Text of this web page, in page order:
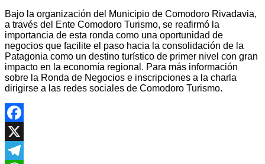
Bajo la organización del Municipio de Comodoro Rivadavia,
a través del Ente Comodoro Turismo, se reafirmó la
importancia de esta ronda como una oportunidad de
negocios que facilite el paso hacia la consolidación de la
Patagonia como un destino turístico de primer nivel con gran
impacto en la economía regional. Para más información
sobre la Ronda de Negocios e inscripciones a la charla
dirigirse a las redes sociales de Comodoro Turismo.
Facebook
X